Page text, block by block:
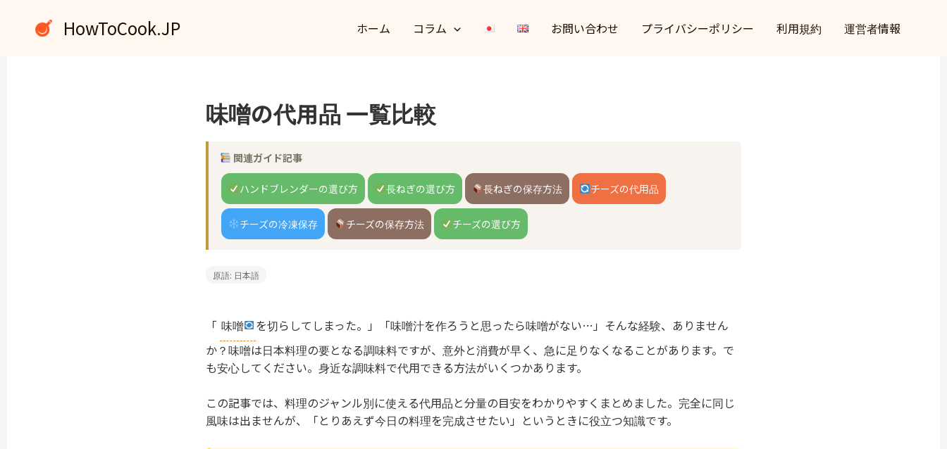
HowToCook.JP ホーム コラム お問い合わせ プライバシーポリシー 利用規約 運営者情報
味噌の代用品 一覧比較
関連ガイド記事
ハンドブレンダーの選び方 長ねぎの選び方 長ねぎの保存方法 チーズの代用品
チーズの冷凍保存 チーズの保存方法 チーズの選び方
原語: 日本語
「 味噌
を切らしてしまった。」「味噌汁を作ろうと思ったら味噌がない…」そんな経験、ありません
か？味噌は日本料理の要となる調味料ですが、意外と消費が早く、急に足りなくなることがあります。で
も安心してください。身近な調味料で代用できる方法がいくつかあります。
この記事では、料理のジャンル別に使える代用品と分量の目安をわかりやすくまとめました。完全に同じ
風味は出ませんが、「とりあえず今日の料理を完成させたい」というときに役立つ知識です。